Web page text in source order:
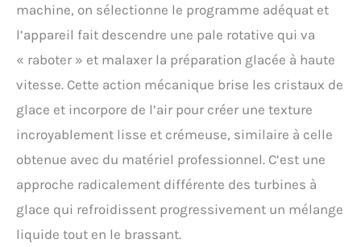
machine, on sélectionne le programme adéquat et
l’appareil fait descendre une pale rotative qui va
« raboter » et malaxer la préparation glacée à haute
vitesse. Cette action mécanique brise les cristaux de
glace et incorpore de l’air pour créer une texture
incroyablement lisse et crémeuse, similaire à celle
obtenue avec du matériel professionnel. C’est une
approche radicalement différente des turbines à
glace qui refroidissent progressivement un mélange
liquide tout en le brassant.